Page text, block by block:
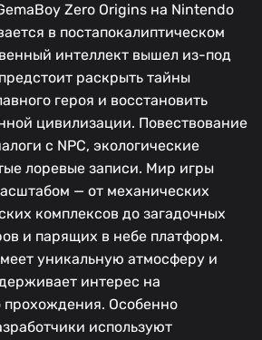
Zero Origins на Nintendo
в постапокалиптическом
интеллект вышел из-под
раскрыть тайны
героя и восстановить
цивилизации. Повествование
с NPC, экологические
лоревые записи. Мир игры
— от механических
комплексов до загадочных
и парящих в небе платформ.
уникальную атмосферу и
интерес на
прохождения. Особенно
используют